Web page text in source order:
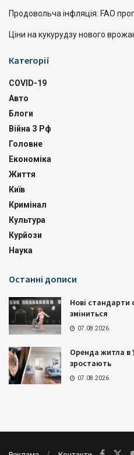
Продовольча інфляція: FAO
Ціни на кукурудзу нового
Категорії
COVID-19
Авто
Блоги
Війна З Рф
Головне
Економіка
Життя
Київ
Кримінал
Культура
Курйози
Наука
Останні дописи
Нові стандарти
зміниться
07.08.2026
Оренда житла в
зростають
07.08.2026